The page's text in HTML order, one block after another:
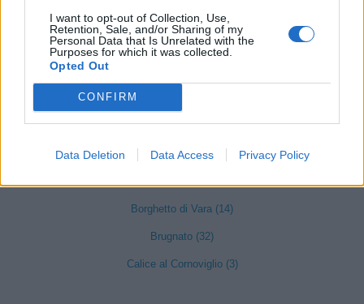
I want to opt-out of Collection, Use,
Retention, Sale, and/or Sharing of my
Personal Data that Is Unrelated with the
Purposes for which it was collected.
Opted Out
CONFIRM
Data Deletion Data Access Privacy Policy
provincia di La Spezia
Beverino (17)
Bolano (71)
Borghetto di Vara (14)
Brugnato (32)
Calice al Cornoviglio (3)